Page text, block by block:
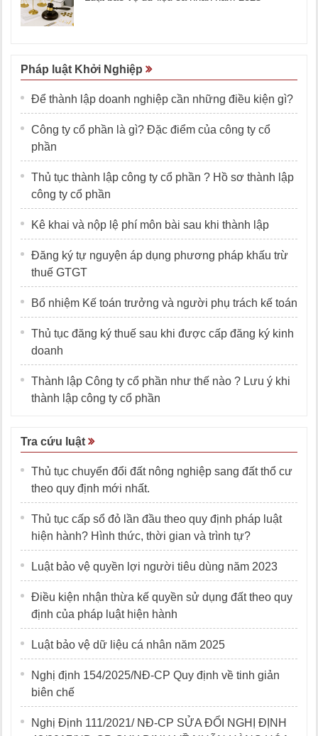
Pháp luật Khởi Nghiệp
Để thành lập doanh nghiệp cần những điều kiện gì?
Công ty cổ phần là gì? Đặc điểm của công ty cổ
phần
Thủ tục thành lập công ty cổ phần ? Hồ sơ thành lập
công ty cổ phần
Kê khai và nộp lệ phí môn bài sau khi thành lập
Đăng ký tự nguyện áp dụng phương pháp khấu trừ
thuế GTGT
Bổ nhiệm Kế toán trưởng và người phụ trách kế toán
Thủ tục đăng ký thuế sau khi được cấp đăng ký kinh
doanh
Thành lập Công ty cổ phần như thế nào ? Lưu ý khi
thành lập công ty cổ phần
Tra cứu luật
Thủ tục chuyển đổi đất nông nghiệp sang đất thổ cư
theo quy định mới nhất.
Thủ tục cấp sổ đỏ lần đầu theo quy định pháp luật
hiện hành? Hình thức, thời gian và trình tự?
Luật bảo vệ quyền lợi người tiêu dùng năm 2023
Điều kiện nhận thừa kế quyền sử dụng đất theo quy
định của pháp luật hiện hành
Luật bảo vệ dữ liệu cá nhân năm 2025
Nghị định 154/2025/NĐ-CP Quy định về tinh giản
biên chế
Nghị Định 111/2021/ NĐ-CP SỬA ĐỔI NGHỊ ĐỊNH